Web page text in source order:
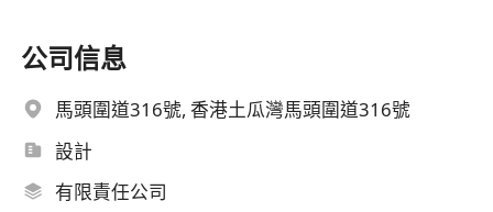
公司信息
馬頭圍道316號, 香港土瓜灣馬頭圍道316號
設計
有限責任公司